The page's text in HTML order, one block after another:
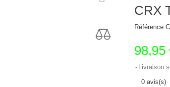
CRX
Référence
98,95
Livraison
0 avis(s)